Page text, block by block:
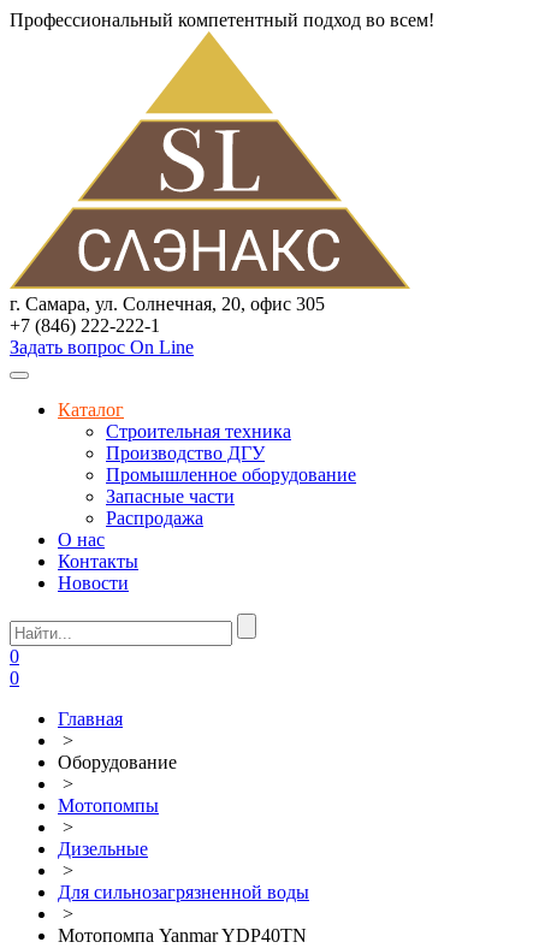
Профессиональный компетентный подход во всем!
г. Самара, ул. Солнечная, 20, офис 305
+7 (846) 222-222-1
Задать вопрос On Line
Каталог
Строительная техника
Производство ДГУ
Промышленное оборудование
Запасные части
Распродажа
О нас
Контакты
Новости
0
0
Главная
>
Оборудование
>
Мотопомпы
>
Дизельные
>
Для сильнозагрязненной воды
>
Мотопомпа Yanmar YDP40TN